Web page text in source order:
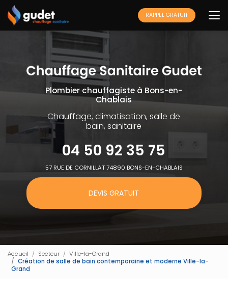
Aller
au
contenu
principal
RAPPEL GRATUIT
Plombier chauffagiste à Bons-en-
Chablais
Chauffage, climatisation, salle de
bain, sanitaire
04 50 92 35 75
57 RUE DE CORNILLAT 74890 BONS-EN-CHABLAIS
DEVIS GRATUIT
Accueil Secteur
Ville-la-Grand
Création de salle de bain contemporaine et moderne Ville-la-
Grand